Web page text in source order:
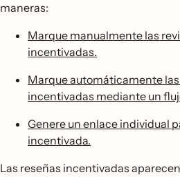
maneras:
Marque manualmente las
incentivadas.
Marque automáticamente
incentivadas mediante un
Genere un enlace individual
incentivada.
Las reseñas incentivadas